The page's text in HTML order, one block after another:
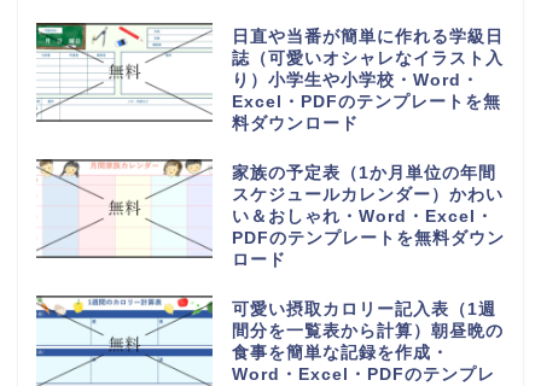
日直や当番が簡単に作れる学級日
誌（可愛いオシャレなイラスト入
り）小学生や小学校・Word・
Excel・PDFのテンプレートを無
料ダウンロード
家族の予定表（1か月単位の年間
スケジュールカレンダー）かわい
い＆おしゃれ・Word・Excel・
PDFのテンプレートを無料ダウン
ロード
可愛い摂取カロリー記入表（1週
間分を一覧表から計算）朝昼晩の
食事を簡単な記録を作成・
Word・Excel・PDFのテンプレ